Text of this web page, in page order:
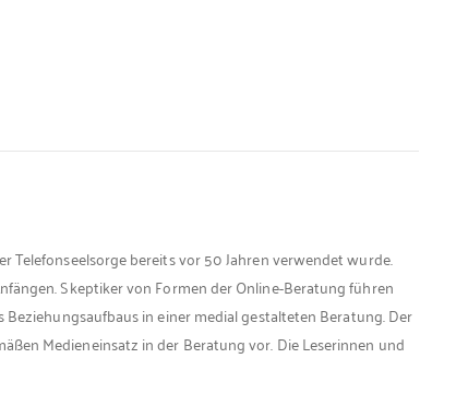
Telefonseelsorge bereits vor 50 Jahren verwendet wurde.
Skeptiker von Formen der Online-Beratung führen
in einer medial gestalteten Beratung. Der
Medieneinsatz in der Beratung vor. Die Leserinnen und